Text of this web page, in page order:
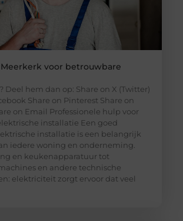
voor betrouwbare
Deel hem dan op: Share on X (Twitter)
Share on Pinterest Share on
on Email Professionele hulp voor
installatie Een goed
installatie is een belangrijk
iedere woning en onderneming.
en keukenapparatuur tot
en andere technische
elektriciteit zorgt ervoor dat veel